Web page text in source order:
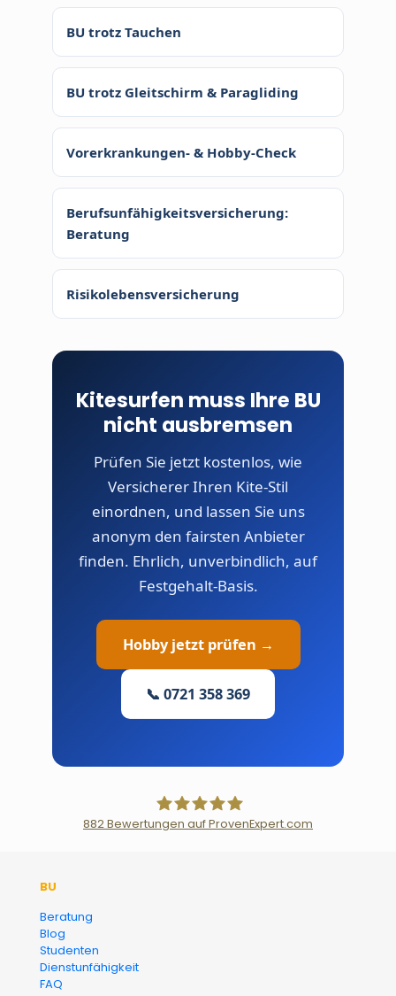
Festgehalt.
BU trotz Tauchen
BU trotz Gleitschirm & Paragliding
Vorerkrankungen- & Hobby-Check
Berufsunfähigkeitsversicherung:
Beratung
Risikolebensversicherung
Kitesurfen muss Ihre BU
nicht ausbremsen
Prüfen Sie jetzt kostenlos, wie
Versicherer Ihren Kite-Stil
einordnen, und lassen Sie uns
anonym den fairsten Anbieter
finden. Ehrlich, unverbindlich, auf
Festgehalt-Basis.
Hobby jetzt prüfen →
📞 0721 358 369
882Bewertungen auf ProvenExpert.com
BU
Beratung
Blog
Studenten
Dienstunfähigkeit
FAQ